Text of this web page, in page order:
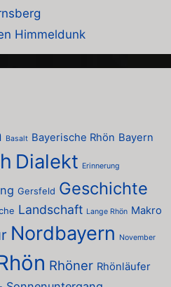
Himmeldunk
Basalt Bayerische Rhön Bayern
Dialekt Erinnerung
Gersfeld Geschichte
Landschaft Lange Rhön Makro
Nordbayern November
Rhöner Rhönläufer